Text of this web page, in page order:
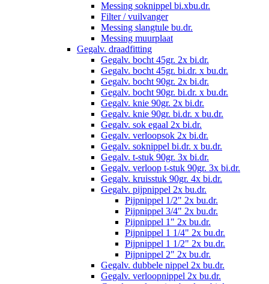
Messing soknippel bi.xbu.dr.
Filter / vuilvanger
Messing slangtule bu.dr.
Messing muurplaat
Gegalv. draadfitting
Gegalv. bocht 45gr. 2x bi.dr.
Gegalv. bocht 45gr. bi.dr. x bu.dr.
Gegalv. bocht 90gr. 2x bi.dr.
Gegalv. bocht 90gr. bi.dr. x bu.dr.
Gegalv. knie 90gr. 2x bi.dr.
Gegalv. knie 90gr. bi.dr. x bu.dr.
Gegalv. sok egaal 2x bi.dr.
Gegalv. verloopsok 2x bi.dr.
Gegalv. soknippel bi.dr. x bu.dr.
Gegalv. t-stuk 90gr. 3x bi.dr.
Gegalv. verloop t-stuk 90gr. 3x bi.dr.
Gegalv. kruisstuk 90gr. 4x bi.dr.
Gegalv. pijpnippel 2x bu.dr.
Pijpnippel 1/2" 2x bu.dr.
Pijpnippel 3/4" 2x bu.dr.
Pijpnippel 1" 2x bu.dr.
Pijpnippel 1 1/4" 2x bu.dr.
Pijpnippel 1 1/2" 2x bu.dr.
Pijpnippel 2" 2x bu.dr.
Gegalv. dubbele nippel 2x bu.dr.
Gegalv. verloopnippel 2x bu.dr.